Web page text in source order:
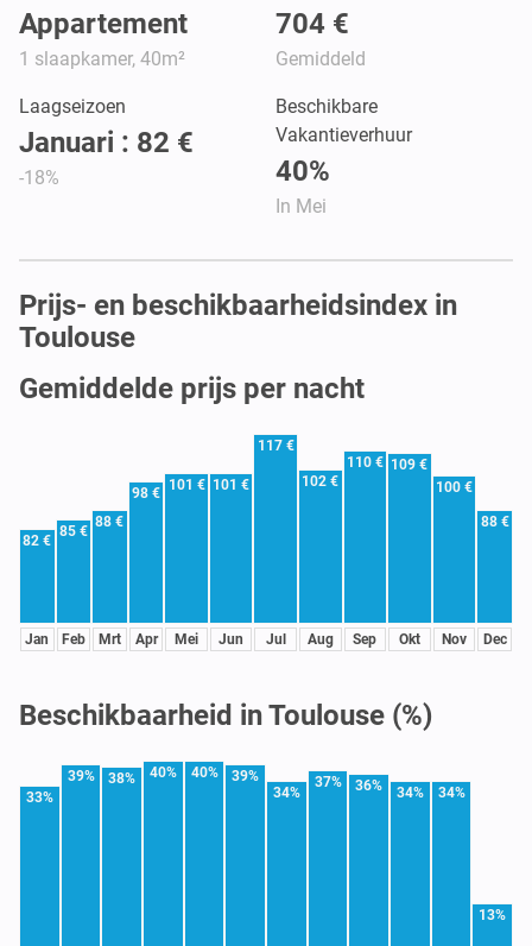
Appartement
1 slaapkamer, 40m²
704 €
Gemiddeld
Laagseizoen
Januari : 82 €
-18%
Beschikbare
Vakantieverhuur
40%
In Mei
Prijs- en beschikbaarheidsindex in
Toulouse
Gemiddelde prijs per nacht
82 €
Jan
85 €
Feb
88 €
Mrt
98 €
Apr
101 €
Mei
101 €
Jun
117 €
Jul
102 €
Aug
110 €
Sep
109 €
Okt
100 €
Nov
88 €
Dec
Beschikbaarheid in Toulouse (%)
33%
39% 38% 40% 40%
39%
34%
37% 36% 34% 34%
13%